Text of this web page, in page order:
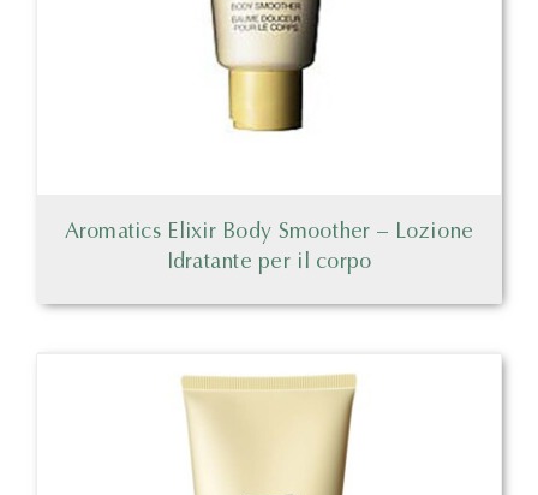
Aromatics Elixir Body Smoother – Lozione
Idratante per il corpo